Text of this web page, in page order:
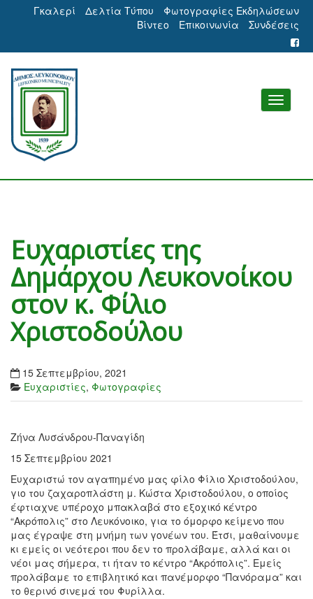
Γκαλερί Δελτία Τύπου
Φωτογραφίες Εκδηλώσεων
Βίντεο
Επικοινωνία Συνδέσεις
Ευχαριστίες της
Δημάρχου Λευκονοίκου
στον κ. Φίλιο
Χριστοδούλου
15 Σεπτεμβρίου, 2021
Ευχαριστίες, Φωτογραφίες
Ζήνα Λυσάνδρου-Παναγίδη
15 Σεπτεμβρίου 2021
Ευχαριστώ τον αγαπημένο μας φίλο Φίλιο Χριστοδούλου,
γιο του ζαχαροπλάστη μ. Κώστα Χριστοδούλου, ο οποίος
έφτιαχνε υπέροχο μπακλαβά στο εξοχικό κέντρο
“Ακρόπολις” στο Λευκόνοικο, για το όμορφο κείμενο που
μας έγραψε στη μνήμη των γονέων του. Έτσι, μαθαίνουμε
κι εμείς οι νεότεροι που δεν το προλάβαμε, αλλά και οι
νέοι μας σήμερα, τι ήταν το κέντρο “Ακρόπολις”. Εμείς
προλάβαμε το επιβλητικό και πανέμορφο “Πανόραμα” και
το θερινό σινεμά του Φυρίλλα.